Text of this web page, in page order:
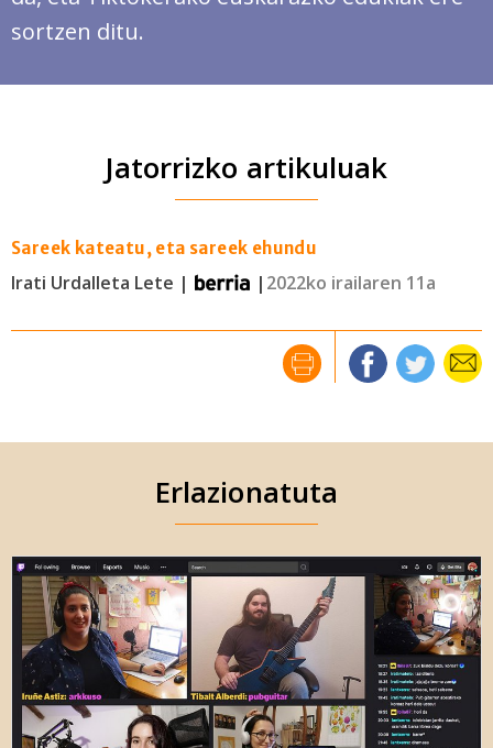
sortzen ditu.
Jatorrizko artikuluak
Sareek kateatu, eta sareek ehundu
Irati Urdalleta Lete | | 2022ko irailaren 11a
Erlazionatuta